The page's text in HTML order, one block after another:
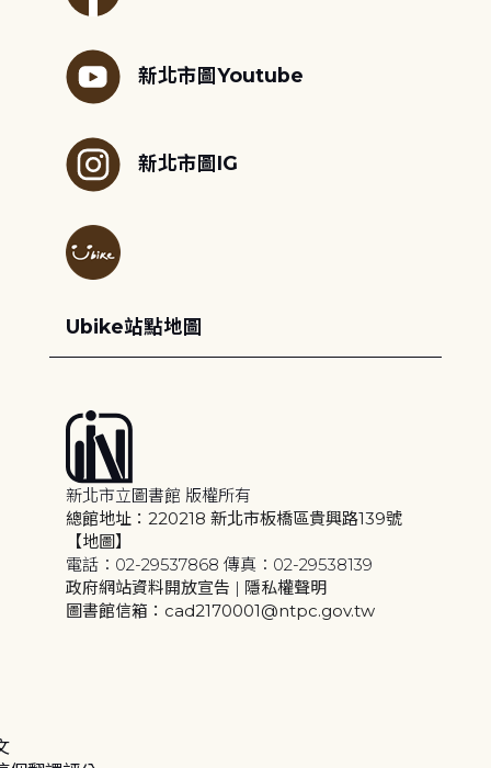
新北市圖Youtube
新北市圖IG
Ubike站點地圖
新北市立圖書館 版權所有
總館地址：220218 新北市板橋區貴興路139號
【地圖】
電話：02-29537868 傳真：02-29538139
政府網站資料開放宣告 | 隱私權聲明
圖書館信箱：cad2170001@ntpc.gov.tw